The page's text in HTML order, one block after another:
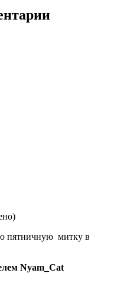
пятничную митку в
Nyam_Cat